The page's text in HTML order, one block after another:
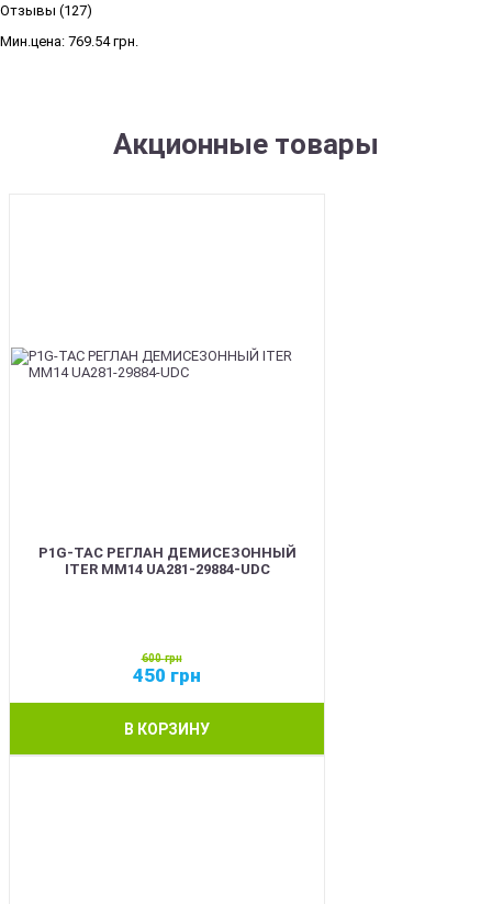
Отзывы (127)
Мин.цена: 769.54 грн.
Акционные товары
P1G-TAC РЕГЛАН ДЕМИСЕЗОННЫЙ
ITER ММ14 UA281-29884-UDC
600грн
450 грн
В КОРЗИНУ